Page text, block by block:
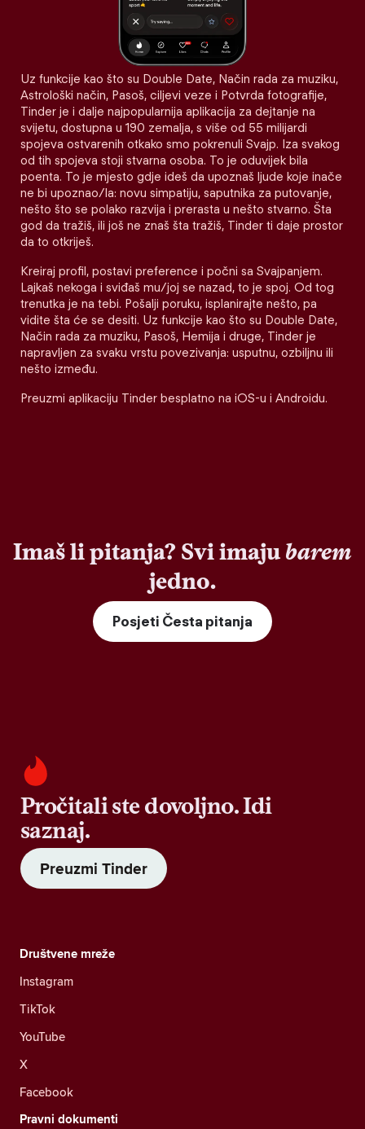
Uz funkcije kao što su Double Date, Način rada za muziku,
Astrološki način, Pasoš, ciljevi veze i Potvrda fotografije,
Tinder je i dalje najpopularnija aplikacija za dejtanje na
svijetu, dostupna u 190 zemalja, s više od 55 milijardi
spojeva ostvarenih otkako smo pokrenuli Svajp. Iza svakog
od tih spojeva stoji stvarna osoba. To je oduvijek bila
poenta. To je mjesto gdje ideš da upoznaš ljude koje inače
ne bi upoznao/la: novu simpatiju, saputnika za putovanje,
nešto što se polako razvija i prerasta u nešto stvarno. Šta
god da tražiš, ili još ne znaš šta tražiš, Tinder ti daje prostor
da to otkriješ.
Kreiraj profil, postavi preference i počni sa Svajpanjem.
Lajkaš nekoga i sviđaš mu/joj se nazad, to je spoj. Od tog
trenutka je na tebi. Pošalji poruku, isplanirajte nešto, pa
vidite šta će se desiti. Uz funkcije kao što su Double Date,
Način rada za muziku, Pasoš, Hemija i druge, Tinder je
napravljen za svaku vrstu povezivanja: usputnu, ozbiljnu ili
nešto između.
Preuzmi aplikaciju Tinder besplatno na iOS-u i Androidu.
Imaš li pitanja? Svi imaju barem
jedno.
Posjeti Česta pitanja
Pročitali ste dovoljno. Idi
saznaj.
Preuzmi Tinder
Društvene mreže
Instagram
TikTok
YouTube
X
Facebook
Pravni dokumenti